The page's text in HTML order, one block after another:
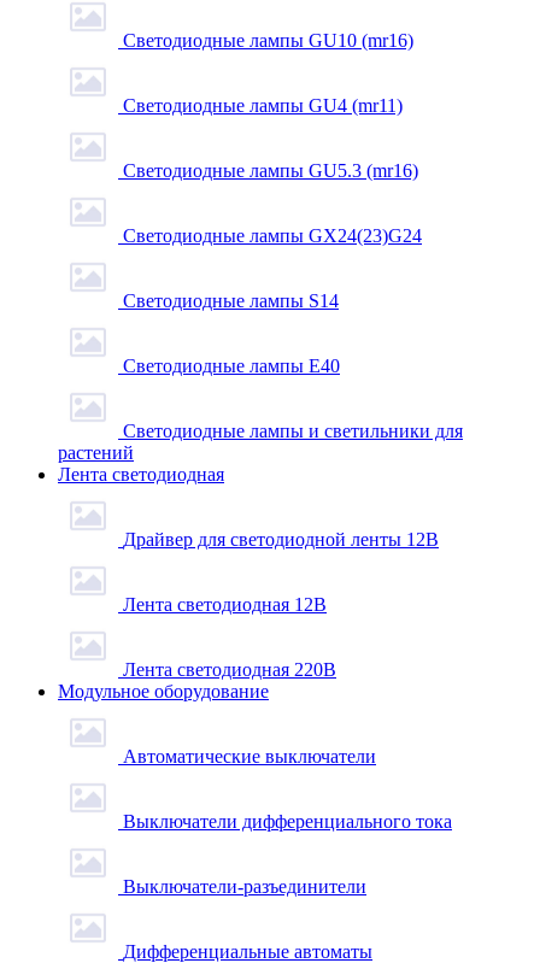
Светодиодные лампы GU10 (mr16)
Светодиодные лампы GU4 (mr11)
Светодиодные лампы GU5.3 (mr16)
Светодиодные лампы GX24(23)G24
Светодиодные лампы S14
Светодиодные лампы Е40
Светодиодные лампы и светильники для
растений
Лента светодиодная
Драйвер для светодиодной ленты 12В
Лента светодиодная 12В
Лента светодиодная 220В
Модульное оборудование
Автоматические выключатели
Выключатели дифференциального тока
Выключатели-разъединители
Дифференциальные автоматы